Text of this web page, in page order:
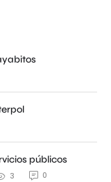
públicos
3 0